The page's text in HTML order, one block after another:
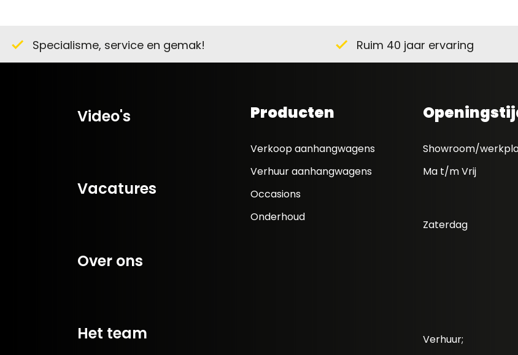
check Specialisme, service en gemak! check Ruim 40 jaar ervaring
Video's
Vacatures
Over ons
Het team
Producten
Verkoop aanhangwagens
Verhuur aanhangwagens
Occasions
Onderhoud
Showroom/
Ma t/m Vrij
Zaterdag
Verhuur;